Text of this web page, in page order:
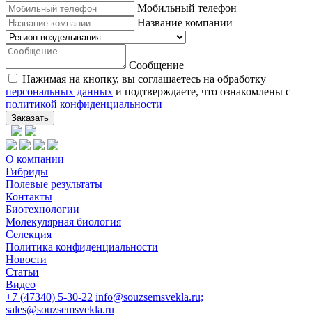
Мобильный телефон
Название компании
Сообщение
Нажимая на кнопку, вы соглашаетесь на обработку
персональных данных и подтверждаете, что ознакомлены с
политикой конфиденциальности
Заказать
О компании
Гибриды
Полевые результаты
Контакты
Биотехнологии
Молекулярная биология
Селекция
Политика конфиденциальности
Новости
Статьи
Видео
+7 (47340) 5-30-22 info@souzsemsvekla.ru;
sales@souzsemsvekla.ru